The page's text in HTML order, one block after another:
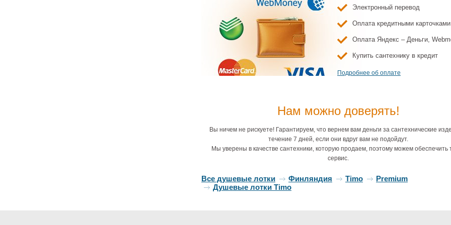
гидромассажа, акрил,
11 134 ₽ 13 098 ₽
70-S50R) сталь
80-S50R) сталь
36 270 ₽
Дренажный канал
PG80-RS50(DRY))
сталь
PG70-
Электронный перевод
Оплата кредитными карточками
Оплата Яндекс – Деньги,
Купить сантехнику в кредит
Подробнее об оплате
Нам можно доверять!
Вы ничем не рискуете! Гарантируем, что вернем вам деньги за сантехнические
течение 7 дней, если они вдруг вам не подойдут.
Мы уверены в качестве сантехники, которую продаем, поэтому можем обеспечить
сервис.
Все душевые лотки Финляндия Timo
Premium
Душевые лотки Timo